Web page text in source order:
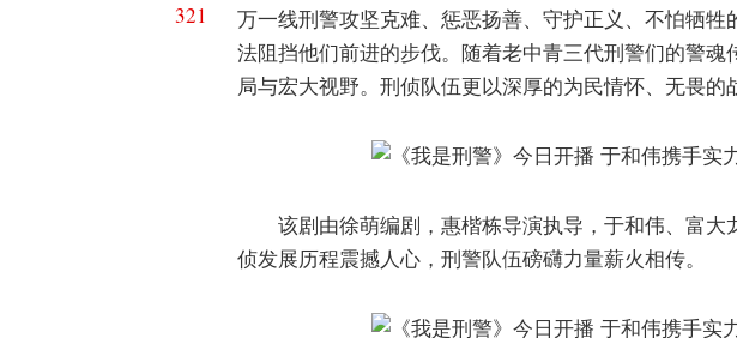
321
万一线刑警攻坚克难、惩恶扬善、守护正义、不怕牺
法阻挡他们前进的步伐。随着老中青三代刑警们的警
局与宏大视野。刑侦队伍更以深厚的为民情怀、无畏的
该剧由徐萌编剧，惠楷栋导演执导，于和伟、富
侦发展历程震撼人心，刑警队伍磅礴力量薪火相传。